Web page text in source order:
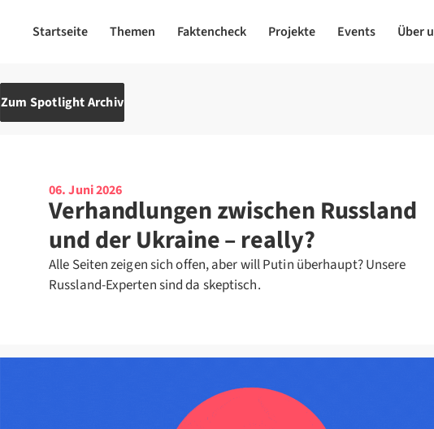
Startseite Themen Faktencheck Projekte Events Über
Zum Spotlight Archiv
06. Juni 2026
Verhandlungen zwischen Russland
und der Ukraine – really?
Alle Seiten zeigen sich offen, aber will Putin überhaupt? Unsere
Russland-Experten sind da skeptisch.